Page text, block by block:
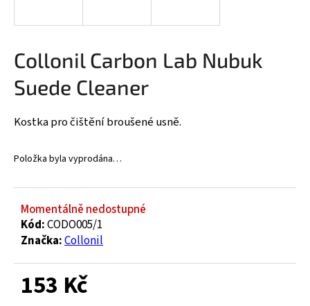
Collonil Carbon Lab Nubuk
Suede Cleaner
Kostka pro čištění broušené usně.
Položka byla vyprodána…
Momentálně nedostupné
Kód:CODO005/1
Značka:Collonil
153 Kč
í
t
?
HLEDAT
D
o
o